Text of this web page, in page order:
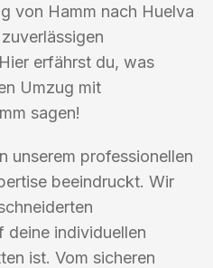
von Hamm nach Huelva
erfährst du, was
Umzug mit
sagen!
unserem professionellen
beeindruckt. Wir
deine individuellen
ist. Vom sicheren